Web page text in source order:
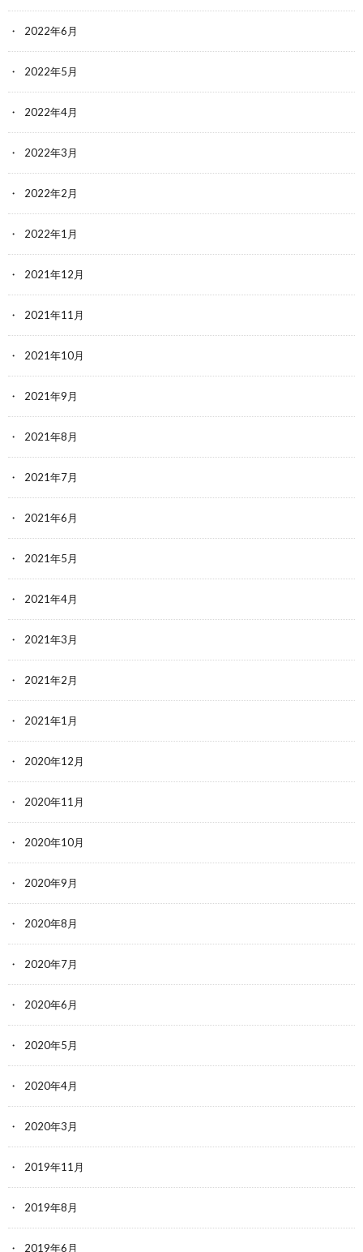
2022年6月
2022年5月
2022年4月
2022年3月
2022年2月
2022年1月
2021年12月
2021年11月
2021年10月
2021年9月
2021年8月
2021年7月
2021年6月
2021年5月
2021年4月
2021年3月
2021年2月
2021年1月
2020年12月
2020年11月
2020年10月
2020年9月
2020年8月
2020年7月
2020年6月
2020年5月
2020年4月
2020年3月
2019年11月
2019年8月
2019年6月